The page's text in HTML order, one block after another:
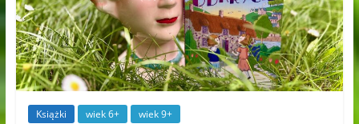
Książki wiek 6+ wiek 9+